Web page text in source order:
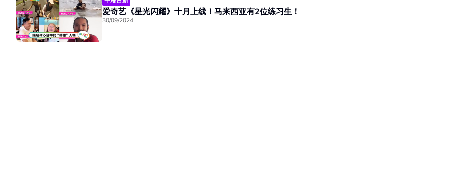
爱奇艺《星光闪耀》十月上线！马来西亚有2位练习生！
30/09/2024